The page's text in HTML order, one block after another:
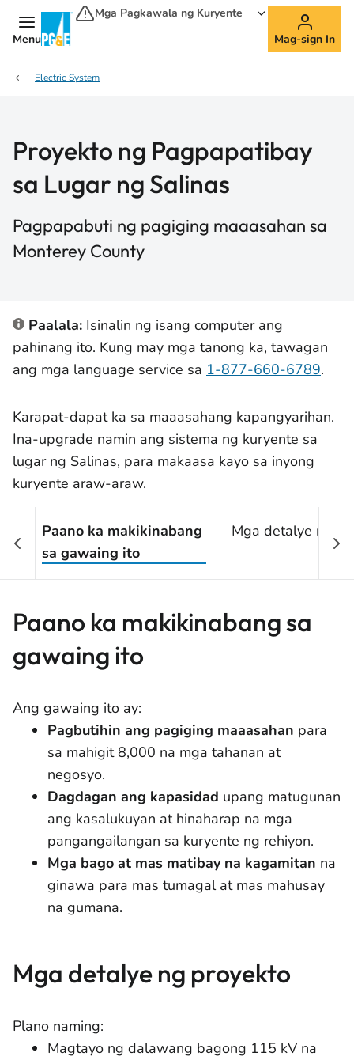
Menu
Mga Pagkawala ng Kuryente
Mag-sign In
Electric System
Proyekto ng Pagpapatibay
sa Lugar ng Salinas
Pagpapabuti ng pagiging maaasahan sa
Monterey County
Paalala: Isinalin ng isang computer ang
pahinang ito. Kung may mga tanong ka, tawagan
ang mga language service sa 1-877-660-6789.
Karapat-dapat ka sa maaasahang kapangyarihan.
Ina-upgrade namin ang sistema ng kuryente sa
lugar ng Salinas, para makaasa kayo sa inyong
kuryente araw-araw.
Paano ka makikinabang
sa gawaing ito
Mga detalye ng
Paano ka makikinabang sa
gawaing ito
Ang gawaing ito ay:
Pagbutihin ang pagiging maaasahan para
sa mahigit 8,000 na mga tahanan at
negosyo.
Dagdagan ang kapasidad upang matugunan
ang kasalukuyan at hinaharap na mga
pangangailangan sa kuryente ng rehiyon.
Mga bago at mas matibay na kagamitan na
ginawa para mas tumagal at mas mahusay
na gumana.
Mga detalye ng proyekto
Plano naming:
Magtayo ng dalawang bagong 115 kV na